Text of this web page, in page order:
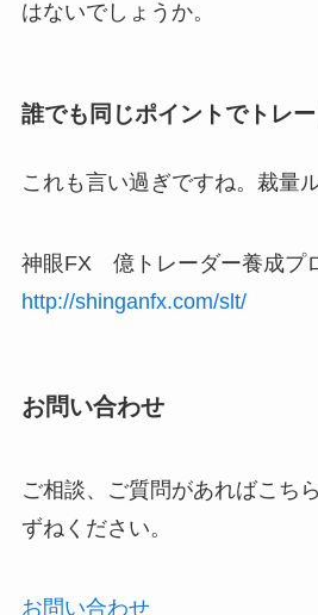
はないでしょうか。
誰でも同じポイントでトレ
これも言い過ぎですね。裁量
神眼FX 億トレーダー養成プ
http://shinganfx.com/slt/
お問い合わせ
ご相談、ご質問があればこち
ずねください。
お問い合わせ